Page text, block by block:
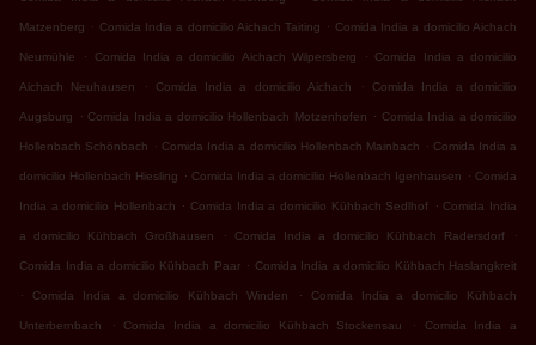
Matzenberg . Comida India a domicilio Aichach Taiting . Comida India a domicilio Aichach
Neumühle . Comida India a domicilio Aichach Wilpersberg . Comida India a domicilio
Aichach Neuhausen . Comida India a domicilio Aichach . Comida India a domicilio
Augsburg . Comida India a domicilio Hollenbach Motzenhofen . Comida India a domicilio
Hollenbach Schönbach . Comida India a domicilio Hollenbach Mainbach . Comida India a
domicilio Hollenbach Hiesling . Comida India a domicilio Hollenbach Igenhausen . Comida
India a domicilio Hollenbach . Comida India a domicilio Kühbach Sedlhof . Comida India
a domicilio Kühbach Großhausen . Comida India a domicilio Kühbach Radersdorf .
Comida India a domicilio Kühbach Paar . Comida India a domicilio Kühbach Haslangkreit
.
Comida India a domicilio Kühbach Winden . Comida India a domicilio Kühbach
Unterbernbach . Comida India a domicilio Kühbach Stockensau . Comida India a